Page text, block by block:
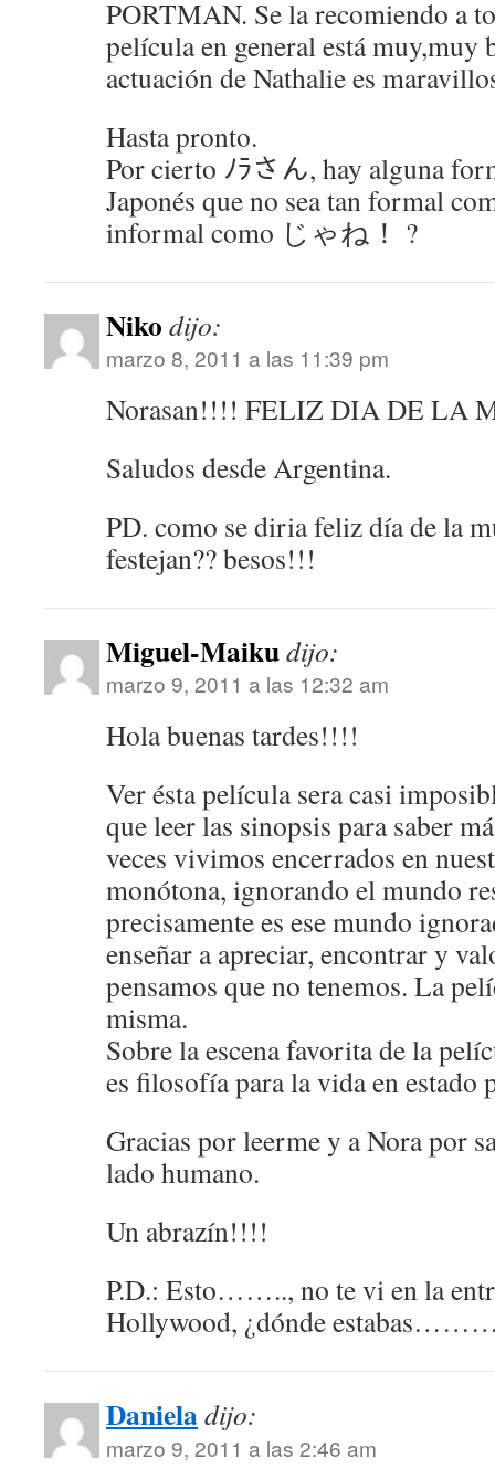
PORTMAN. Se la recomiendo a
película en general está muy,muy
actuación de Nathalie es
Hasta pronto.
Por cierto ﾉﾗさん, hay alguna
Japonés que no sea tan formal
informal como じゃね！ ?
Niko dijo:
marzo 8, 2011 a las 11:39 pm
Norasan!!!! FELIZ DIA DE LA
Saludos desde Argentina.
PD. como se diria feliz día de la
festejan?? besos!!!
Miguel-Maikudijo:
marzo 9, 2011 a las 12:32 am
Hola buenas tardes!!!!
Ver ésta película sera casi
que leer las sinopsis para saber
veces vivimos encerrados en
monótona, ignorando el mundo
precisamente es ese mundo
enseñar a apreciar, encontrar y
pensamos que no tenemos. La
misma.
Sobre la escena favorita de la
es filosofía para la vida en estado
Gracias por leerme y a Nora por
lado humano.
Un abrazín!!!!
P.D.: Esto…….., no te vi en la
Hollywood, ¿dónde
Danieladijo:
marzo 9, 2011 a las 2:46 am